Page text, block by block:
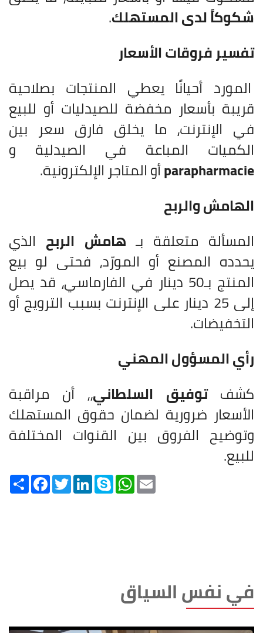
شكوكاً لدى المستهلك.
تفسير فروقات الأسعار
المورد أحيانًا يعطي المنتجات بصلاحية
قريبة بأسعار مخفضة للصيدليات أو للبيع
في الإنترنت، ما يخلق فارق سعر بين
الكميات المباعة في الصيدلية و
parapharmacieأو المتاجر الإلكترونية.
الهامش والربح
المسألة متعلقة بـ هامش الربح الذي
يحدده المصنع أو المورّد، فحتى لو بيع
المنتج بـ50 دينار في الفارماسي، قد يصل
إلى 25 دينار على الإنترنت بسبب الترويج أو
التخفيضات.
رأي المسؤول المهني
كشفتوفيق السلطاني،، أن مراقبة
الأسعار ضرورية لضمان حقوق المستهلك
وتوضيح الفروق بين القنوات المختلفة
للبيع.
Share FacebookTwitterLinkedInSkype WhatsApp
في نفس السياق